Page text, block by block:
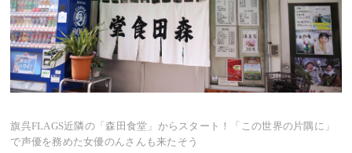
旗呉FLAGS近隣の「森田食堂」からスタート！「この世界の片隅に」
で声優を務めた女優のんさんも来たそう